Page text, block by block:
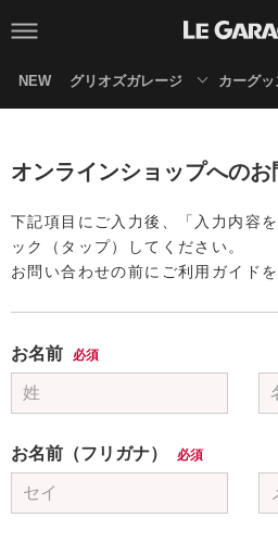
NEW グリオズガレージ カーグッ
オンラインショップへの
下記項目にご入力後、「入力内容
ック（タップ）してください。
お問い合わせの前にご利用ガイドを
お名前 必須
お名前（フリガナ） 必須